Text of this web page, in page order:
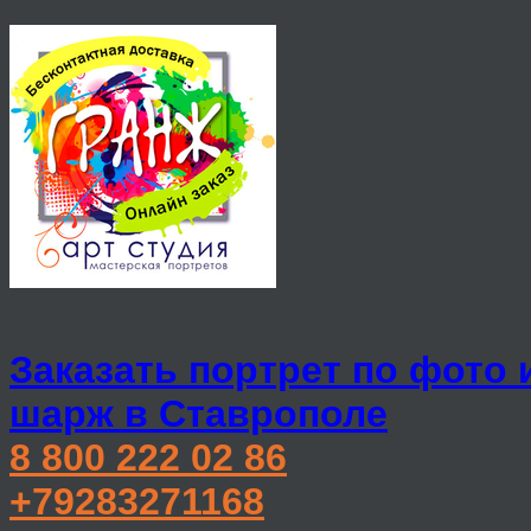
Заказать портрет по фото
шарж в Ставрополе
8 800 222 02 86
+79283271168